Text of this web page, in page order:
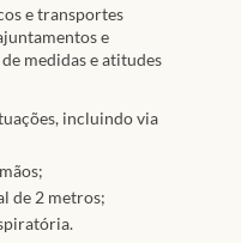
e transportes
e
medidas e atitudes
incluindo via
de 2 metros;